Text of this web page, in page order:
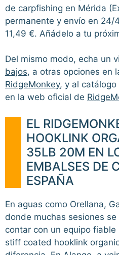
de carpfishing en Mérida
permanente y envío en 24/
11,49 €. Añádelo a tu
Del mismo modo, echa un
bajos, a otras opciones en
RidgeMonkey, y al
en la web oficial de
EL
HOOKLINK
35LB 20M EN
EMBALSES DE
ESPAÑA
En aguas como Orellana,
donde muchas sesiones
contar con un equipo
stiff coated hooklink